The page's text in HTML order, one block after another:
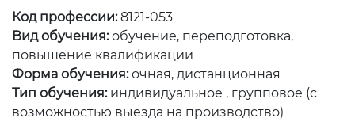
Код профессии:8121-053
Вид обучения: обучение, переподготовка,
повышение квалификации
Форма обучения: очная, дистанционная
Тип обучения: индивидуальное , групповое (с
возможностью выезда на производство)